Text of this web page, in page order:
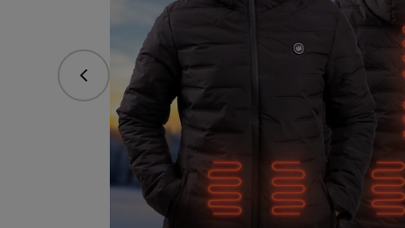
vorhergehend